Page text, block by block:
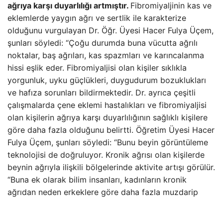
ağrıya karşı duyarlılığı artmıştır. Fibromiyaljinin kas ve
eklemlerde yaygın ağrı ve sertlik ile karakterize
olduğunu vurgulayan Dr. Öğr. Üyesi Hacer Fulya Üçem,
şunları söyledi: “Çoğu durumda buna vücutta ağrılı
noktalar, baş ağrıları, kas spazmları ve karıncalanma
hissi eşlik eder. Fibromiyaljisi olan kişiler sıklıkla
yorgunluk, uyku güçlükleri, duygudurum bozuklukları
ve hafıza sorunları bildirmektedir. Dr. ayrıca çeşitli
çalışmalarda çene eklemi hastalıkları ve fibromiyaljisi
olan kişilerin ağrıya karşı duyarlılığının sağlıklı kişilere
göre daha fazla olduğunu belirtti. Öğretim Üyesi Hacer
Fulya Üçem, şunları söyledi: “Bunu beyin görüntüleme
teknolojisi de doğruluyor. Kronik ağrısı olan kişilerde
beynin ağrıyla ilişkili bölgelerinde aktivite artışı görülür.
“Buna ek olarak bilim insanları, kadınların kronik
ağrıdan neden erkeklere göre daha fazla muzdarip